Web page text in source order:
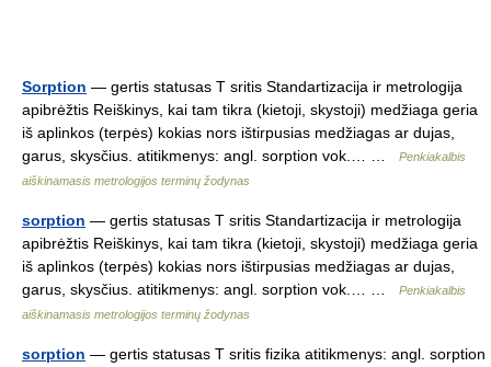
Sorption — gertis statusas T sritis Standartizacija ir metrologija
apibrėžtis Reiškinys, kai tam tikra (kietoji, skystoji) medžiaga geria
iš aplinkos (terpės) kokias nors ištirpusias medžiagas ar dujas,
garus, skysčius. atitikmenys: angl. sorption vok.… …
Penkiakalbis
aiškinamasis metrologijos terminų žodynas
sorption — gertis statusas T sritis Standartizacija ir metrologija
apibrėžtis Reiškinys, kai tam tikra (kietoji, skystoji) medžiaga geria
iš aplinkos (terpės) kokias nors ištirpusias medžiagas ar dujas,
garus, skysčius. atitikmenys: angl. sorption vok.… …
Penkiakalbis
aiškinamasis metrologijos terminų žodynas
sorption — gertis statusas T sritis fizika atitikmenys: angl. sorption